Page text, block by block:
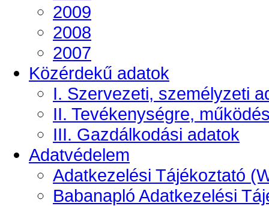
2009
2008
2007
Közérdekű adatok
I. Szervezeti, személyzeti
II. Tevékenységre,
III. Gazdálkodási adatok
Adatvédelem
Adatkezelési Tájékoztató
Babanapló Adatkezelési